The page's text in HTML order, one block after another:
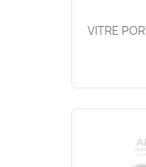
VITRE